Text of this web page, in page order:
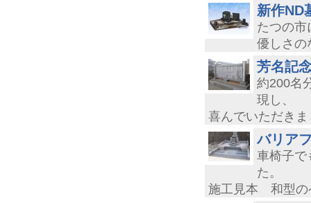
新作
たつの市
優しさの
芳名記
約200名
現し、
喜んでいただき
バリア
車椅子で
た。
施工見本 和型の